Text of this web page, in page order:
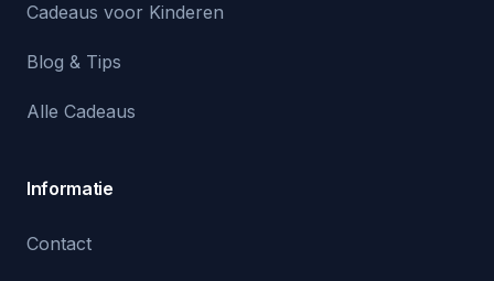
Cadeaus voor Kinderen
Blog & Tips
Alle Cadeaus
Informatie
Contact